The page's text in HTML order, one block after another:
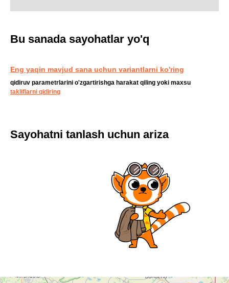
Bu sanada sayohatlar yo'q
Eng yaqin mavjud sana uchun variantlarni ko'ring
qidiruv parametrlarini o'zgartirishga harakat qiling yoki maxsu
takliflarni qidiring
Sayohatni tanlash uchun ariza